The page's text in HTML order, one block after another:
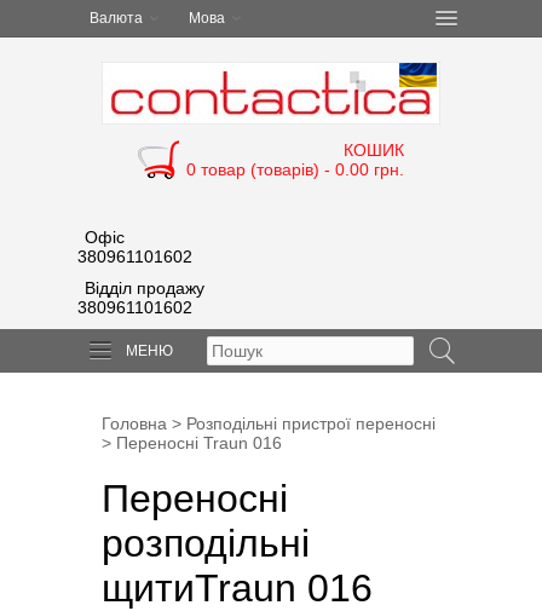
Валюта Мова
КОШИК
0 товар (товарів) - 0.00 грн.
Офіс
380961101602
Відділ продажу
380961101602
МЕНЮ
Головна > Розподільні пристрої переносні
> Переносні Traun 016
Переносні
розподільні
щитиTraun 016